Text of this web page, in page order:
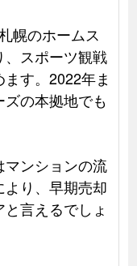
幌のホームス
、スポーツ観戦
す。2022年ま
の本拠地でも
マンションの流
り、早期売却
言えるでしょ